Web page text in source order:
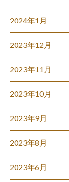
2024年1月
2023年12月
2023年11月
2023年10月
2023年9月
2023年8月
2023年6月